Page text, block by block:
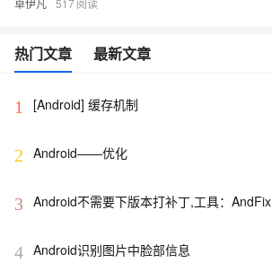
卓伊凡 517
热门文章 最新文章
1 [Android] 缓存机制
2 Android——优化
3 Android不需要下版本打补丁,工具：AndFix
4 Android识别图片中脸部信息